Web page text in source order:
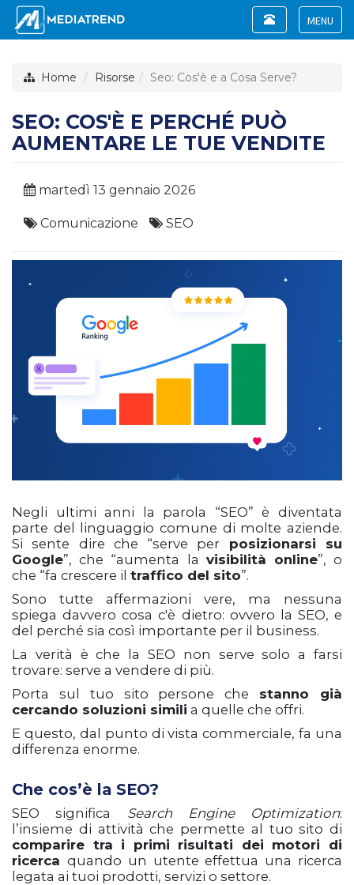
Toggle
Toggle
navigation
Home Risorse Seo: Cos'è e a Cosa Serve?
SEO: COS'È E PERCHÉ PUÒ
AUMENTARE LE TUE VENDITE
martedì 13 gennaio 2026
Comunicazione SEO
Negli ultimi anni la parola “SEO” è diventata
parte del linguaggio comune di molte aziende.
Si sente dire che “serve per posizionarsi su
Google”, che “aumenta la visibilità online”, o
che “fa crescere il traffico del sito”.
Sono tutte affermazioni vere, ma nessuna
spiega davvero cosa c'è dietro: ovvero la SEO, e
del perché sia così importante per il business.
La verità è che la SEO non serve solo a farsi
trovare: serve a vendere di più.
Porta sul tuo sito persone che stanno già
cercando soluzioni simili a quelle che offri.
E questo, dal punto di vista commerciale, fa una
differenza enorme.
Che cos’è la SEO?
SEO significa Search Engine Optimization:
l’insieme di attività che permette al tuo sito di
comparire tra i primi risultati dei motori di
ricerca quando un utente effettua una ricerca
legata ai tuoi prodotti, servizi o settore.